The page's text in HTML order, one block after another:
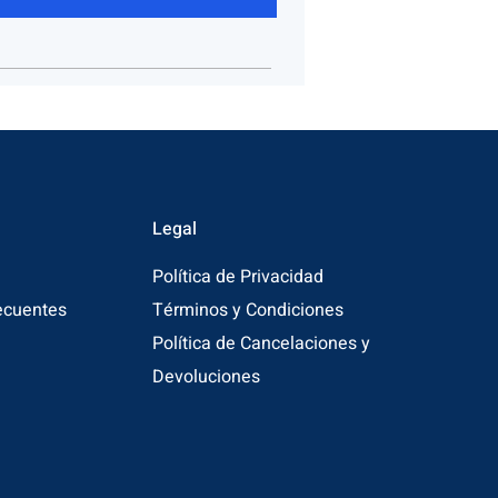
Legal
Política de Privacidad
Términos y Condiciones
Política de Cancelaciones y
Devoluciones